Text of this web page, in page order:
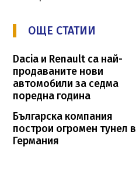
ОЩЕ СТАТИИ
Dacia и Renault са най-
продаваните нови
автомобили за седма
поредна година
Българска компания
построи огромен тунел в
Германия